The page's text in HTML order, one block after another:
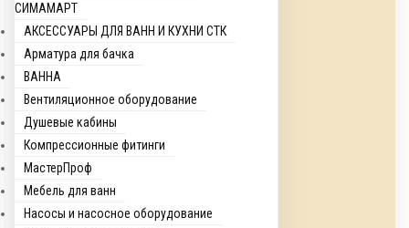
СИМАМАРТ
АКСЕССУАРЫ ДЛЯ ВАНН И КУХНИ СТК
Арматура для бачка
ВАННА
Вентиляционное оборудование
Душевые кабины
Компрессионные фитинги
МастерПроф
Мебель для ванн
Насосы и насосное оборудование